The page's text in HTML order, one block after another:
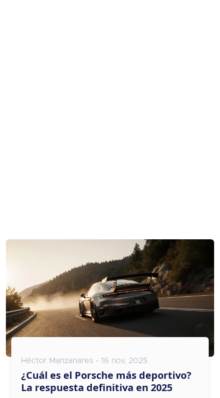
Héctor Manzanares - 16 nov, 2025
¿Cuál es el Porsche más deportivo?
La respuesta definitiva en 2025